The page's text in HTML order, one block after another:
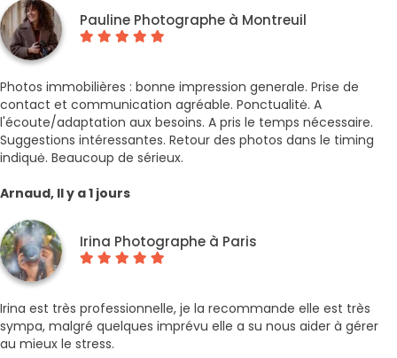
Pauline Photographe à Montreuil
Photos immobilières : bonne impression generale. Prise de
contact et communication agréable. Ponctualitė. A
l'écoute/adaptation aux besoins. A pris le temps nécessaire.
Suggestions intéressantes. Retour des photos dans le timing
indiquė. Beaucoup de sérieux.
Arnaud, Il y a 1 jours
Irina Photographe à Paris
Irina est très professionnelle, je la recommande elle est très
sympa, malgré quelques imprévu elle a su nous aider à gérer
au mieux le stress.